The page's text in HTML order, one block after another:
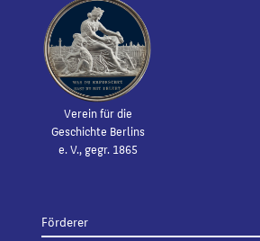
Verein für die
Geschichte Berlins
e. V., gegr. 1865
Förderer